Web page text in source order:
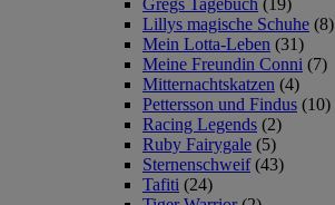
Gregs Tagebuch (19)
Lillys magische Schuhe (8)
Mein Lotta-Leben (31)
Meine Freundin Conni (7)
Mitternachtskatzen (4)
Pettersson und Findus (10)
Racing Legends (2)
Ruby Fairygale (5)
Sternenschweif (43)
Tafiti (24)